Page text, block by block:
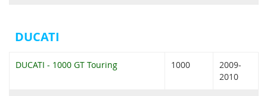
DUCATI
DUCATI - 1000 GT Touring 1000
2009-
2010